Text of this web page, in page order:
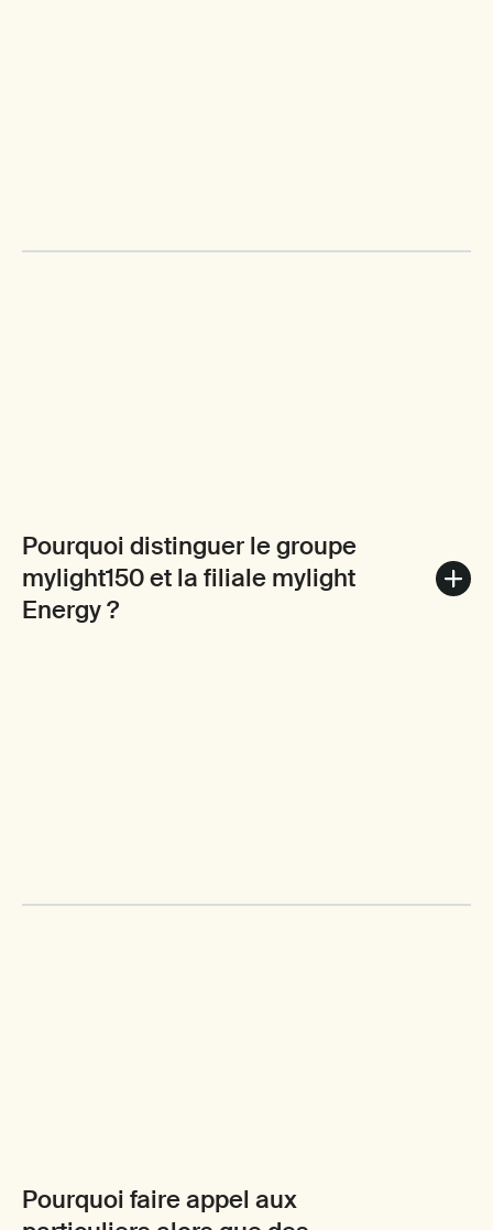
Pourquoi distinguer le groupe
mylight150 et la filiale mylight
Energy ?
Pourquoi faire appel aux